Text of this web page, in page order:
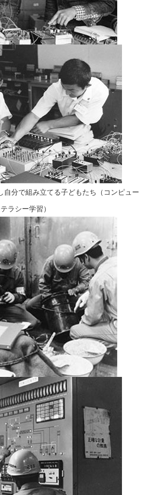
自分で組み立てる子どもたち（コンピュー
ラシー学習）